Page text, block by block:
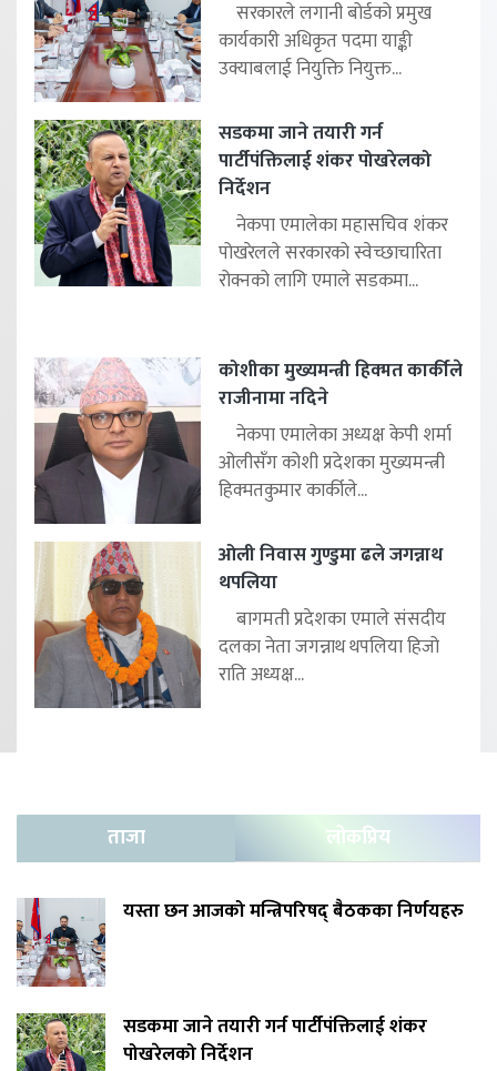
सरकारले लगानी बोर्डको प्रमुख
कार्यकारी अधिकृत पदमा याङ्की
उक्याबलाई नियुक्ति नियुक्त...
सडकमा जाने तयारी गर्न
पार्टीपंक्तिलाई शंकर पोखरेलको
निर्देशन
नेकपा एमालेका महासचिव शंकर
पोखरेलले सरकारको स्वेच्छाचारिता
रोक्नको लागि एमाले सडकमा...
कोशीका मुख्यमन्त्री हिक्मत कार्कीले
राजीनामा नदिने
नेकपा एमालेका अध्यक्ष केपी शर्मा
ओलीसँग कोशी प्रदेशका मुख्यमन्त्री
हिक्मतकुमार कार्कीले...
ओली निवास गुण्डुमा ढले जगन्नाथ
थपलिया
बागमती प्रदेशका एमाले संसदीय
दलका नेता जगन्नाथ थपलिया हिजो
राति अध्यक्ष...
ताजा लोकप्रिय
यस्ता छन आजको मन्त्रिपरिषद् बैठकका निर्णयहरु
सडकमा जाने तयारी गर्न पार्टीपंक्तिलाई शंकर
पोखरेलको निर्देशन